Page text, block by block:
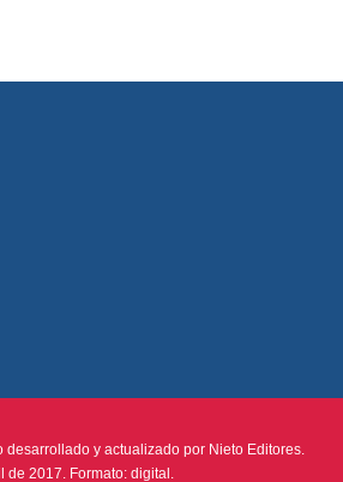
desarrollado y actualizado por Nieto Editores.
de 2017. Formato: digital.